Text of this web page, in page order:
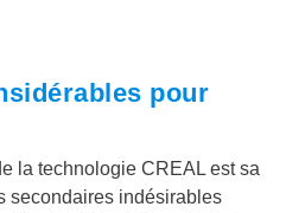
pour
la technologie CREAL est sa
secondaires indésirables